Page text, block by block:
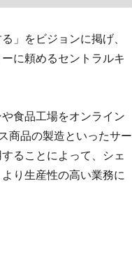
」をビジョンに掲げ、
に頼めるセントラルキ
食品工場をオンライン
商品の製造といったサー
ることによって、シェ
り生産性の高い業務に